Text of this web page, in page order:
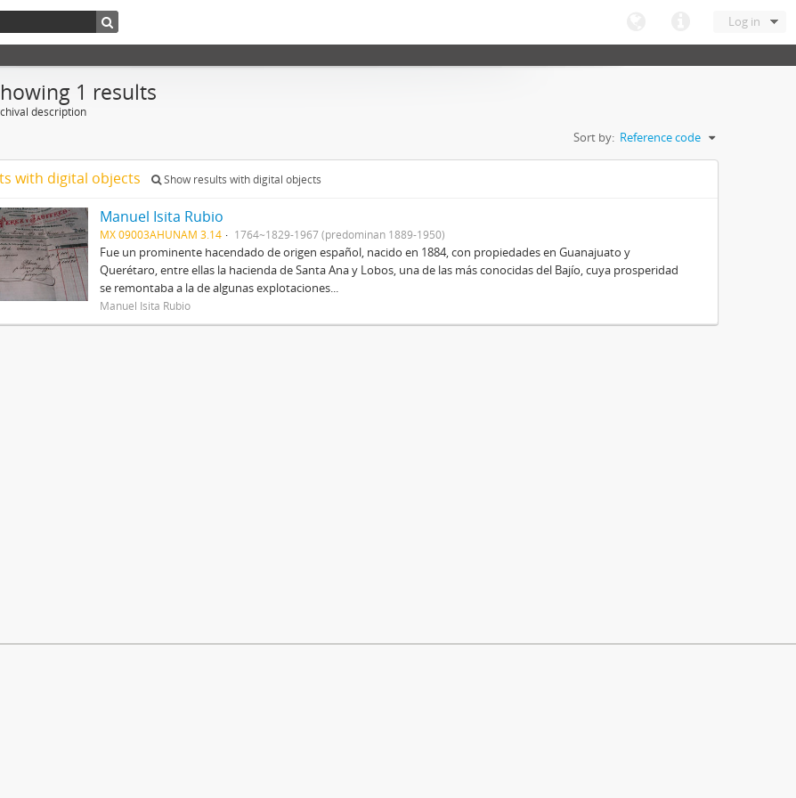
Log in
1 results
description
Sort by: Reference code
with digital objects Show results with digital objects
Manuel Isita Rubio
MX 09003AHUNAM 3.14 1764~1829-1967 (predominan 1889-1950)
Fue un prominente hacendado de origen español, nacido en 1884, con propiedades en Guanajuato y
Querétaro, entre ellas la hacienda de Santa Ana y Lobos, una de las más conocidas del Bajío, cuya prosperidad
se remontaba a la de algunas explotaciones...
Manuel Isita Rubio